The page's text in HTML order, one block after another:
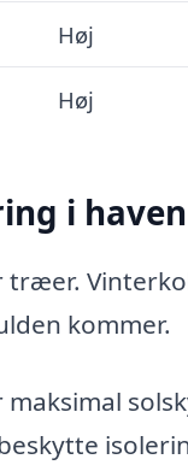
Høj
Høj
i haven
kommer.